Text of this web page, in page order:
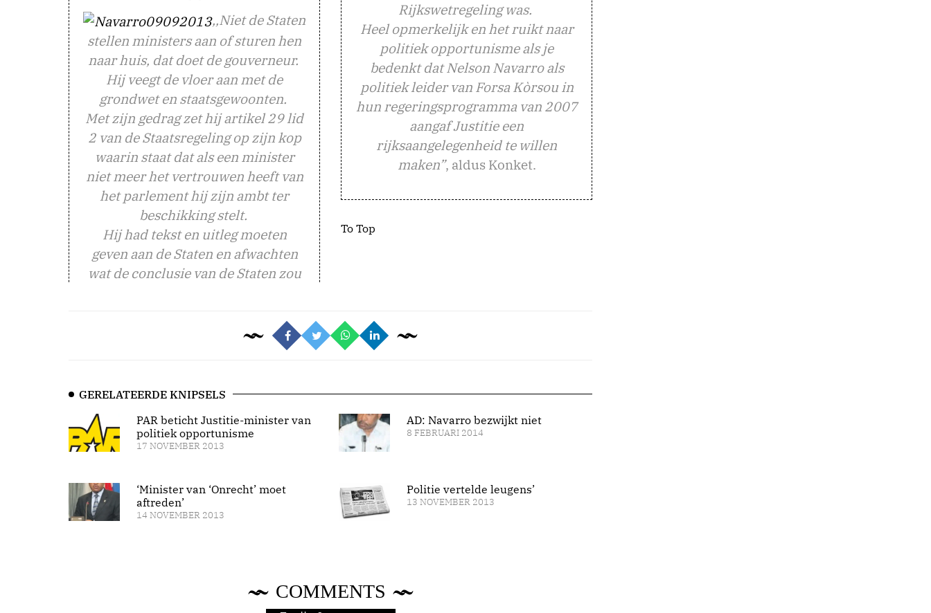
,,Niet de Staten
stellen ministers aan of sturen hen
naar huis, dat doet de gouverneur.
Hij veegt de vloer aan met de
grondwet en staatsgewoonten.
Met zijn gedrag zet hij artikel 29 lid
2 van de Staatsregeling op zijn kop
waarin staat dat als een minister
niet meer het vertrouwen heeft van
het parlement hij zijn ambt ter
beschikking stelt.
Hij had tekst en uitleg moeten
geven aan de Staten en afwachten
wat de conclusie van de Staten zou
Rijkswetregeling was.
Heel opmerkelijk en het ruikt naar
politiek opportunisme als je
bedenkt dat Nelson Navarro als
politiek leider van Forsa Kòrsou in
hun regeringsprogramma van 2007
aangaf Justitie een
rijksaangelegenheid te willen
maken”, aldus Konket.
To Top
GERELATEERDE KNIPSELS
PAR beticht Justitie-minister van
politiek opportunisme
17 NOVEMBER 2013
‘Minister van ‘Onrecht’ moet
aftreden’
14 NOVEMBER 2013
AD: Navarro bezwijkt niet
8 FEBRUARI 2014
Politie vertelde leugens’
13 NOVEMBER 2013
COMMENTS